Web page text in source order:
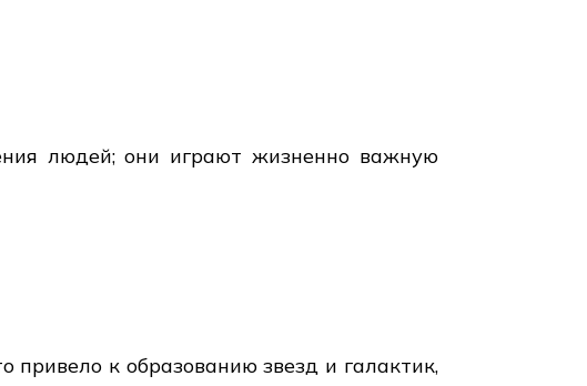
людей; они играют жизненно важную
к образованию звезд и галактик,